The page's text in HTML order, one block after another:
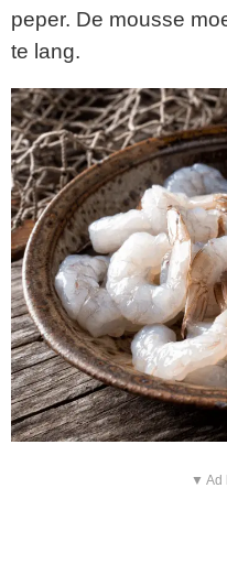
peper. De mousse
te lang.
▼ Ad